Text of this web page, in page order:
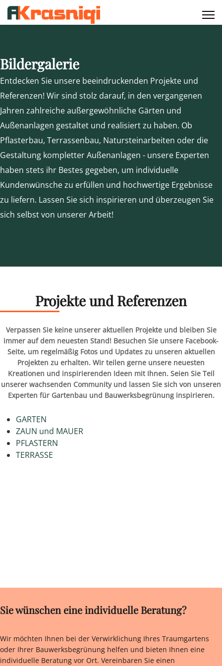
Bildergalerie
Entdecken Sie unsere beeindruckenden Projekte und
Referenzen! Wir sind stolz darauf, in den vergangenen
Jahren zahlreiche außergewöhnliche Gärten und
Außenanlagen gestaltet und realisiert zu haben. Ob
Pflasterbau, Terrassenbau, Natursteinarbeiten oder die
Gestaltung kompletter Außenanlagen - unsere Experten
haben stets ihr Bestes gegeben, um individuelle
Kundenwünsche zu erfüllen und hochwertige Ergebnisse
zu liefern. Lassen Sie sich inspirieren und überzeugen Sie
sich selbst von unserer Arbeit!
Projekte und Referenzen
Verpassen Sie keine unserer aktuellen Projekte und bleiben Sie
immer auf dem neuesten Stand! Besuchen Sie unsere Facebook-
Seite, um regelmäßig Fotos und Updates zu unseren aktuellen
Projekten zu erhalten. Wir teilen gerne unsere neuesten
Kreationen und inspirierenden Ideen mit Ihnen. Seien Sie Teil
unserer wachsenden Community und lassen Sie sich von unseren
Experten für Gartenbau und Bauwerksbegrünung inspirieren.
GARTEN
ZAUN und MAUER
PFLASTERN
TERRASSE
Sie wünschen eine individuelle Beratung?
Wir möchten Ihnen bei der Verwirklichung Ihres Traumgartens
oder Ihrer Bauwerksbegrünung helfen und bieten Ihnen eine
individuelle Beratung vor Ort. Vereinbaren Sie einen